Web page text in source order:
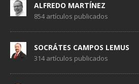
ALFREDO MARTÍNEZ
854 artículos publicados
SOCRÁTES CAMPOS LEMUS
314 artículos publicados